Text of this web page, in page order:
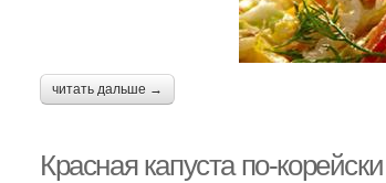
читать дальше →
Красная капуста по-корейски